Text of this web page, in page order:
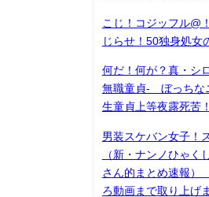
こじ！コジッフル@
じらせ！50独身処女
何だ！何が？真・
無職童貞- ぼっちな
生童貞上等夜露死苦！
男装スケバン女子！
（新・ナンノひゃく
さん的まとめ速報）
ろ動画まで取り上げ